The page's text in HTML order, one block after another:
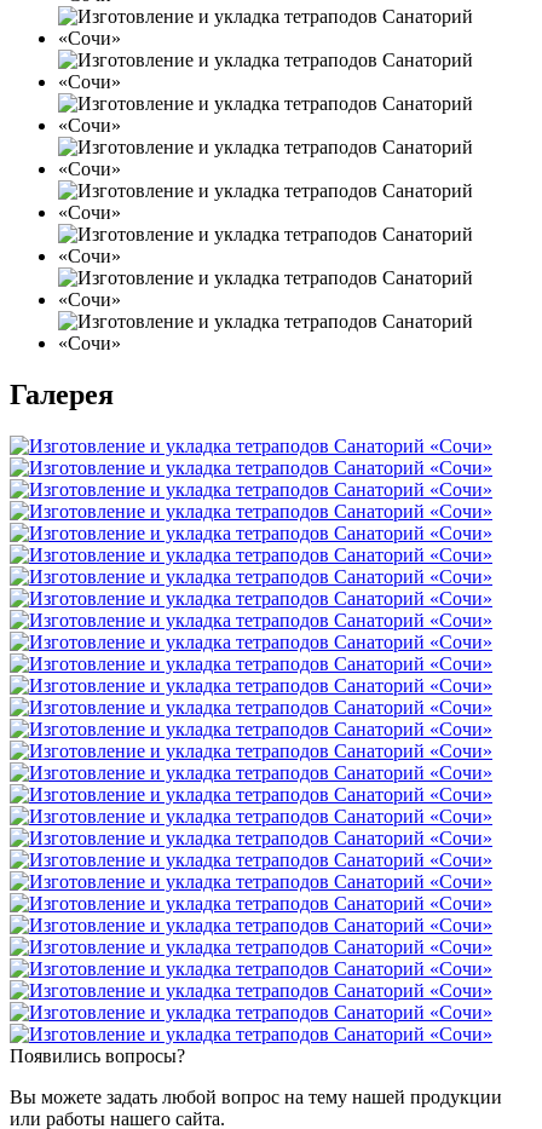
Галерея
Появились вопросы?
Вы можете задать любой вопрос на тему нашей продукции
или работы нашего сайта.